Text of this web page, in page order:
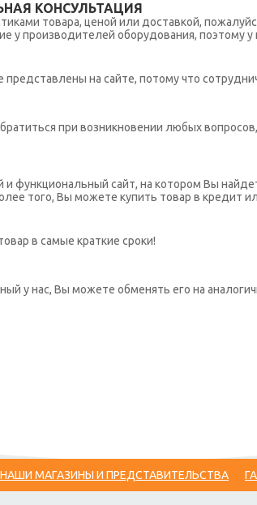
КОНСУЛЬТАЦИЯ
товара, ценой или доставкой,
у производителей оборудования, поэтому
на сайте, потому что
при возникновении любых
функциональный сайт, на котором Вы
того, Вы можете купить товар в кредит
в самые краткие сроки!
у нас, Вы можете обменять его на
НАШИ МАГАЗИНЫ И ПРЕДСТАВИТЕЛЬСТВА